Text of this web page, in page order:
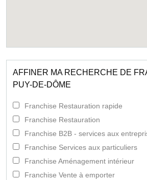
AFFINER MA RECHERCHE DE
PUY-DE-DÔME
Franchise Restauration rapide
Franchise Restauration
Franchise B2B - services aux
Franchise Services aux particuliers
Franchise Aménagement intérieur
Franchise Vente à emporter